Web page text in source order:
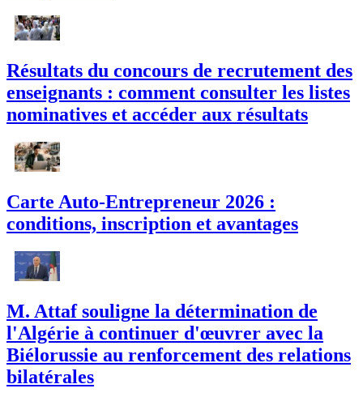
Résultats du concours de recrutement des
enseignants : comment consulter les listes
nominatives et accéder aux résultats
Carte Auto-Entrepreneur 2026 :
conditions, inscription et avantages
M. Attaf souligne la détermination de
l'Algérie à continuer d'œuvrer avec la
Biélorussie au renforcement des relations
bilatérales